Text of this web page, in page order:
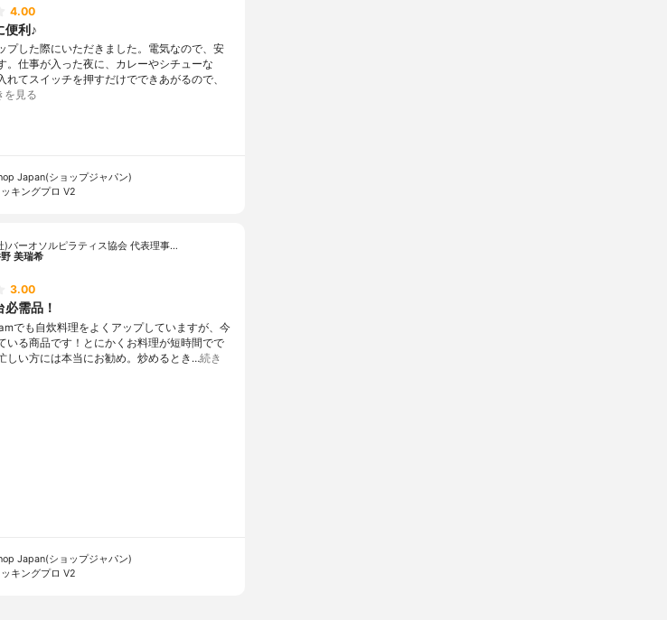
4.00
便利♪
プした際にいただきました。電気なので、安
。仕事が入った夜に、カレーやシチューな
れてスイッチを押すだけでできあがるので、
を見る
Japan(ショップジャパン)
キングプロ V2
)バーオソルピラティス協会 代表理事…
美瑞希
3.00
需品！
でも自炊料理をよくアップしていますが、今
いる商品です！とにかくお料理が短時間でで
しい方には本当にお勧め。炒めるとき…続き
Japan(ショップジャパン)
キングプロ V2